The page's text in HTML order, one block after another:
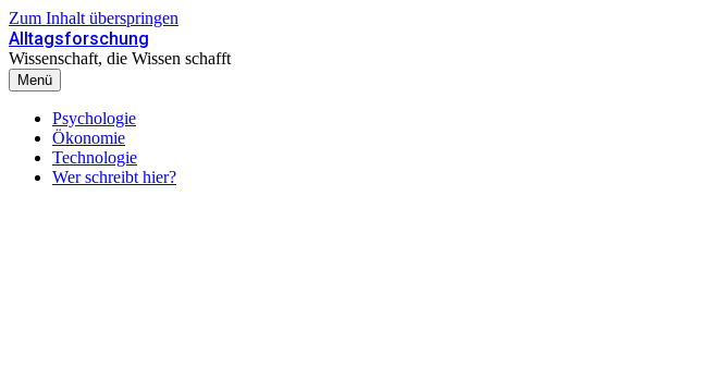
Zum Inhalt überspringen
Alltagsforschung
Wissenschaft, die Wissen schafft
Menü
Psychologie
Ökonomie
Technologie
Wer schreibt hier?